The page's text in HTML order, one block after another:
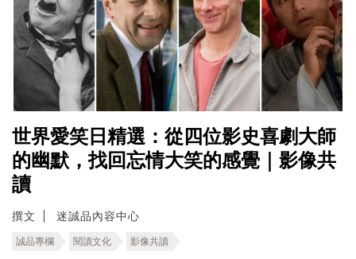
世界愛笑日精選：從四位影史喜劇大師
的幽默，找回忘情大笑的感覺｜影像共
讀
撰文 迷誠品內容中心
誠品專欄 閱讀文化 影像共讀